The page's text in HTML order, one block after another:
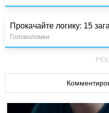
Прокачайте логику: 15
Головоломки